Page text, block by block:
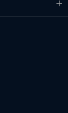
